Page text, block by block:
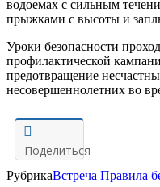
водоемах с сильным
прыжками с высоты и
Уроки безопасности
профилактической
предотвращение
несовершеннолетних во
Поделиться
РубрикаВстреча Правила